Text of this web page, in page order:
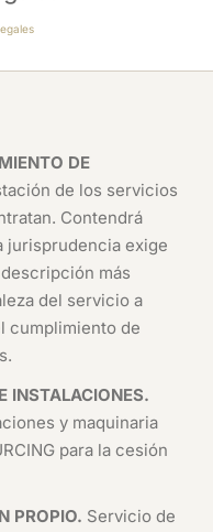
DE
de los servicios
Contendrá
jurisprudencia exige
más
del servicio a
cumplimiento de
INSTALACIONES.
y maquinaria
para la cesión
PROPIO. Servicio de